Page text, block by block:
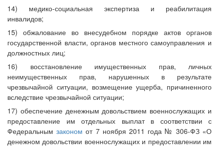
14) медико-социальная экспертиза и реабилитация
инвалидов;
15) обжалование во внесудебном порядке актов органов
государственной власти, органов местного самоуправления и
должностных лиц;
16) восстановление имущественных прав, личных
неимущественных прав, нарушенных в результате
чрезвычайной ситуации, возмещение ущерба, причиненного
вследствие чрезвычайной ситуации;
17) обеспечение денежным довольствием военнослужащих и
предоставление им отдельных выплат в соответствии с
Федеральнымзаконом от 7 ноября 2011 года № 306-ФЗ «О
денежном довольствии военнослужащих и предоставлении им